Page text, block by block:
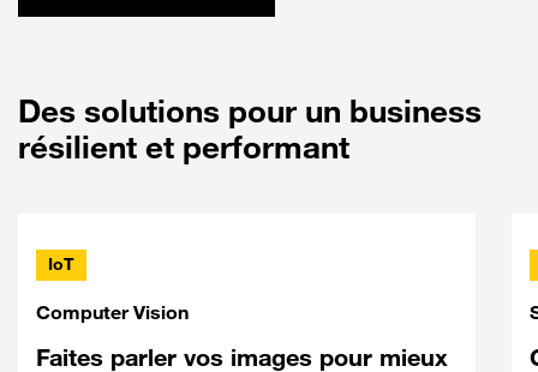
Des solutions pour un business
résilient et performant
IoT
Computer Vision
Faites parler vos images pour mieux